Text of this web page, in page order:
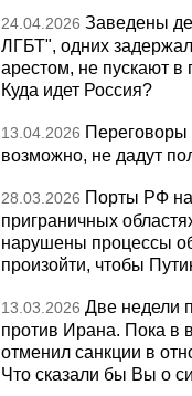
24.04.2026 Заведены
ЛГБТ", одних
арестом, не пускают
Куда идет Россия?
13.04.2026
возможно, не дадут
28.03.2026 Порты РФ
приграничных
нарушены процессы
произойти, чтобы
13.03.2026 Две недели
против Ирана. Пока в
отменил санкции в
Что сказали бы Вы о